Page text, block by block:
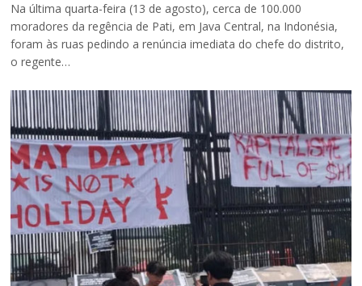
Na última quarta-feira (13 de agosto), cerca de 100.000
moradores da regência de Pati, em Java Central, na Indonésia,
foram às ruas pedindo a renúncia imediata do chefe do distrito,
o regente…